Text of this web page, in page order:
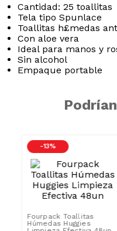
Cantidad: 25 toallitas
Tela tipo Spunlace
Toallitas h£medas
Con aloe vera
Ideal para manos y
Sin alcohol
Empaque portable
-13 %